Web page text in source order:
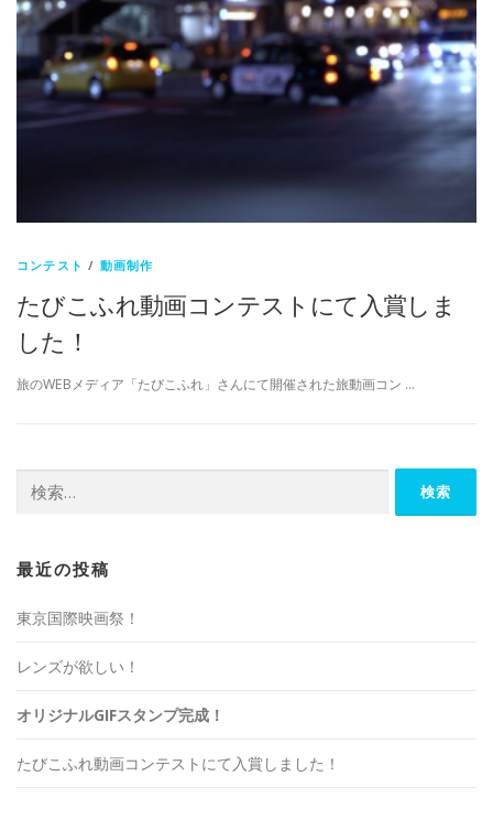
コンテスト / 動画制作
たびこふれ動画コンテストにて入賞しま
した！
旅のWEBメディア「たびこふれ」さんにて開催された旅動画コン …
索:
最近の投稿
東京国際映画祭！
レンズが欲しい！
オリジナルGIFスタンプ完成！
たびこふれ動画コンテストにて入賞しました！